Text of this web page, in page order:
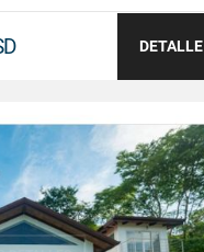
DETALLE